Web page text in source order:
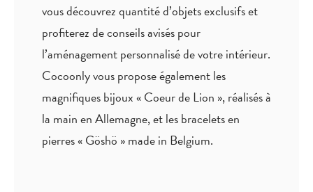
vous découvrez quantitéd’objets exclusifset
profiterez deconseils aviséspour
l’aménagement personnalisé de votre intérieur.
Cocoonly vous propose également les
magnifiques bijoux « Coeur de Lion », réalisés à
la main en Allemagne, et les bracelets en
pierres « Göshö » made in Belgium.